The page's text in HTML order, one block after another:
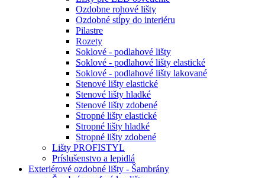
Ozdobne rohové lišty
Ozdobné stĺpy do interiéru
Pilastre
Rozety
Soklové - podlahové lišty
Soklové - podlahové lišty elastické
Soklové - podlahové lišty lakované
Stenové lišty elastické
Stenové lišty hladké
Stenové lišty zdobené
Stropné lišty elastické
Stropné lišty hladké
Stropné lišty zdobené
Lišty PROFISTYL
Príslušenstvo a lepidlá
Exteriérové ozdobné lišty - Šambrány